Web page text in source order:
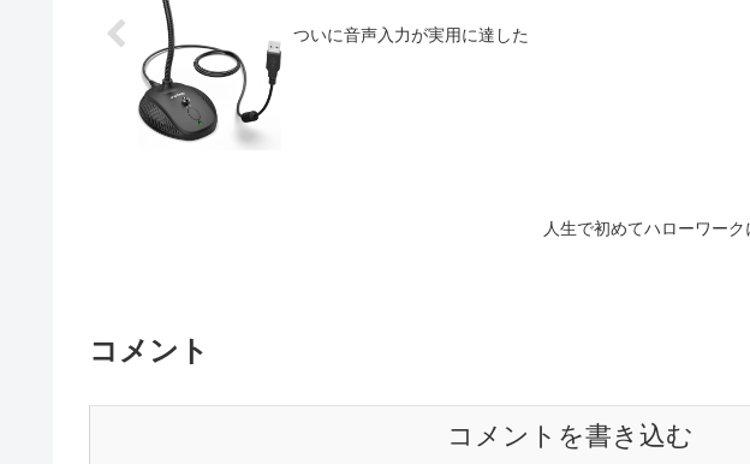
ついに音声入力が実用に達した
人生で初めてハローワーク
コメント
コメントを書き込む